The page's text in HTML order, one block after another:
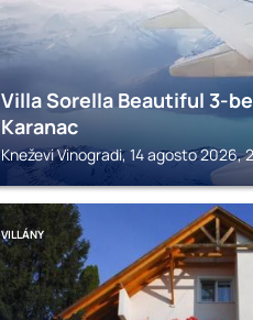
Villa Sorella Beautiful 3-
Karanac
Kneževi Vinogradi, 14 agosto 2026,
VILLÁNY